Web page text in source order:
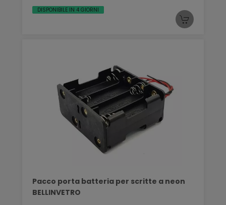
DISPONIBILE IN 4 GIORNI
Pacco porta batteria per scritte a neon
BELLINVETRO